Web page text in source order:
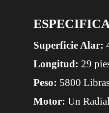
Superficie Alar:
Longitud: 29
Peso: 5800
Motor: Un